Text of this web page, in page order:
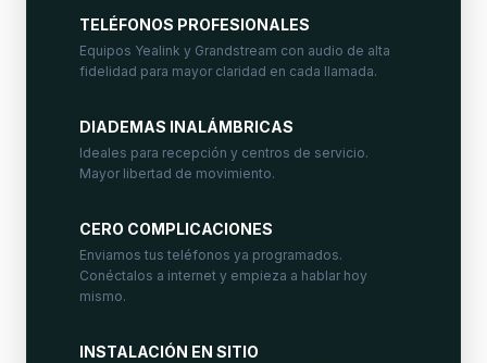
TELÉFONOS PROFESIONALES
Equipos Yealink y Grandstream con audio de alta
fidelidad para mayor claridad en cada llamada.
DIADEMAS INALÁMBRICAS
Ideales para recepción y centros de servicio.
Mayor libertad de movimiento.
CERO COMPLICACIONES
Enviamos tus teléfonos ya programados.
Conéctalos a internet y empieza a hablar hoy
mismo.
INSTALACIÓN EN SITIO